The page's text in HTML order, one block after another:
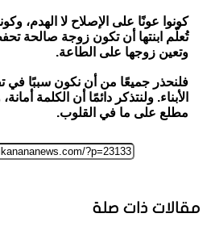
كونوا عونًا على الإصلاح لا الهدم،
تُعلّم ابنتها أن تكون زوجة صالحة
وتعين زوجها على الطاعة.
فلنحذر جميعًا من أن نكون سببًا في
الأبناء. ولنتذكر دائمًا أن الكلمة
مطلع على ما في القلوب.
مقالات ذات صلة